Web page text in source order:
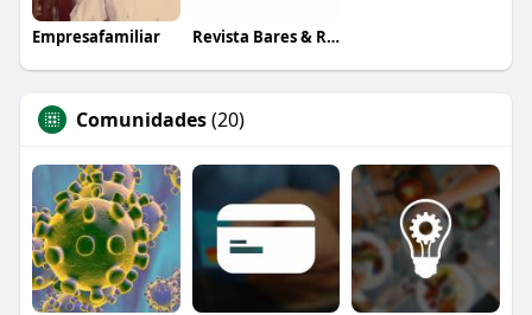
Empresafamiliar Revista Bares & Restaurantes
Comunidades(20)